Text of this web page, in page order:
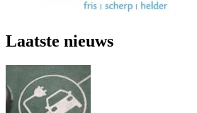
Laatste nieuws